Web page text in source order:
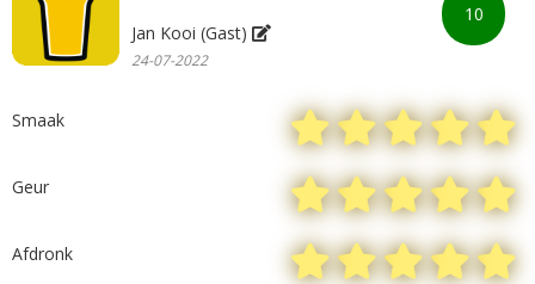
10
Jan Kooi (Gast)
24-07-2022
Smaak
Geur
Afdronk